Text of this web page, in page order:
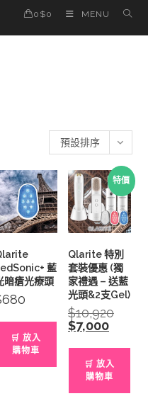
0 $0 MENU
預設排序
藍
暗瘡光療頭
680
🛒 放入
購物車
特價
Qlarite 特別
套裝優惠 (獨
家禮遇 – 送藍
光頭&2支Gel)
$10,920
$7,000Current
price
🛒 放入
購物車